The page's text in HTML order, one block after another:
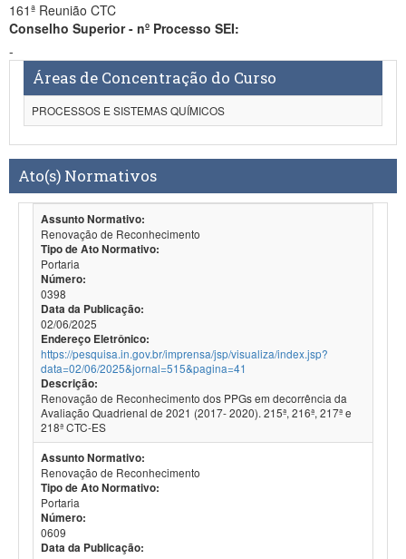
161ª Reunião CTC
Conselho Superior - nº Processo SEI:
-
Áreas de Concentração do Curso
PROCESSOS E SISTEMAS QUÍMICOS
Ato(s) Normativos
Assunto Normativo:
Renovação de Reconhecimento
Tipo de Ato Normativo:
Portaria
Número:
0398
Data da Publicação:
02/06/2025
Endereço Eletrônico:
https://pesquisa.in.gov.br/imprensa/jsp/visualiza/index.jsp?
data=02/06/2025&jornal=515&pagina=41
Descrição:
Renovação de Reconhecimento dos PPGs em decorrência da
Avaliação Quadrienal de 2021 (2017- 2020). 215ª, 216ª, 217ª e
218ª CTC-ES
Assunto Normativo:
Renovação de Reconhecimento
Tipo de Ato Normativo:
Portaria
Número:
0609
Data da Publicação: